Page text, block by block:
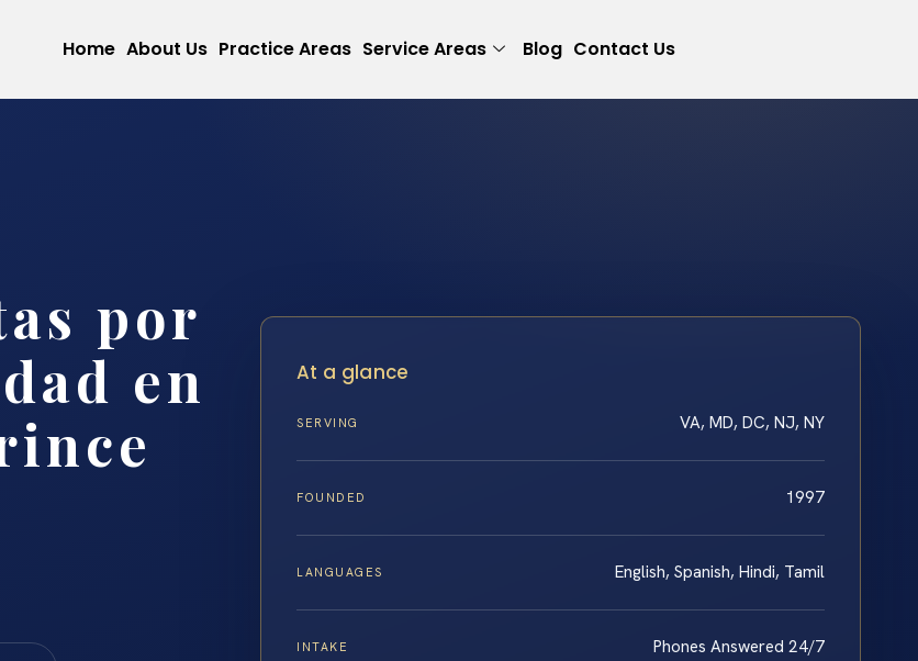
Home About Us Practice Areas Service Areas Blog Contact Us
por
en
At a glance
SERVING VA, MD, DC, NJ, NY
FOUNDED 1997
LANGUAGES English, Spanish, Hindi, Tamil
INTAKE Phones Answered 24/7